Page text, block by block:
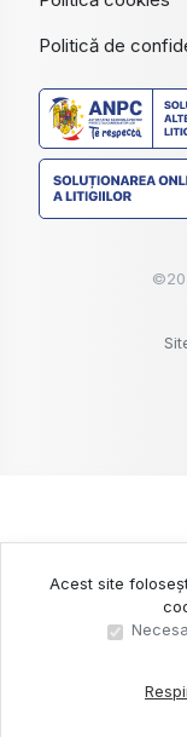
Politică de
©
Acest site